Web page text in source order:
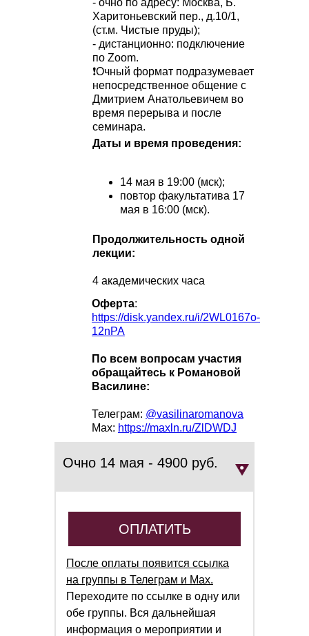
- очно по адресу: Москва, Б.
Харитоньевский пер., д.10/1,
(ст.м. Чистые пруды);
- дистанционно: подключение
по Zoom.
❗️Очный формат подразумевает
непосредственное общение с
Дмитрием Анатольевичем во
время перерыва и после
семинара.
Даты и время проведения:
14 мая в 19:00 (мск);
повтор факультатива 17
мая в 16:00 (мск).
Продолжительность одной
лекции:
4 академических часа
По всем вопросам участия
обращайтесь к Романовой
Василине:
Телеграм: @vasilinaromanova
Мах: https://maxln.ru/ZlDWDJ
Оферта:
https://disk.yandex.ru/i/2WL0167o-
12nPA
Очно 14 мая - 4900 руб.
ОПЛАТИТЬ
После оплаты появится ссылка
на группы в Телеграм и Мах.
Переходите по ссылке в одну или
обе группы. Вся дальнейшая
информация о мероприятии и